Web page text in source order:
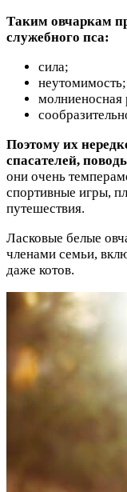
Таким овчаркам
служебного пса:
сила;
неутомимость;
молниеносная
Поэтому их
спасателей,
они очень
спортивные игры,
путешествия.
Ласковые белые
членами семьи,
даже котов.